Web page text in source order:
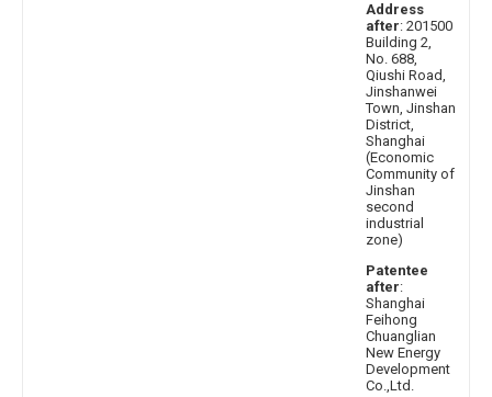
Address
after: 201500
Building 2,
No. 688,
Qiushi Road,
Jinshanwei
Town, Jinshan
District,
Shanghai
(Economic
Community of
Jinshan
second
industrial
zone)
Patentee
after:
Shanghai
Feihong
Chuanglian
New Energy
Development
Co.,Ltd.